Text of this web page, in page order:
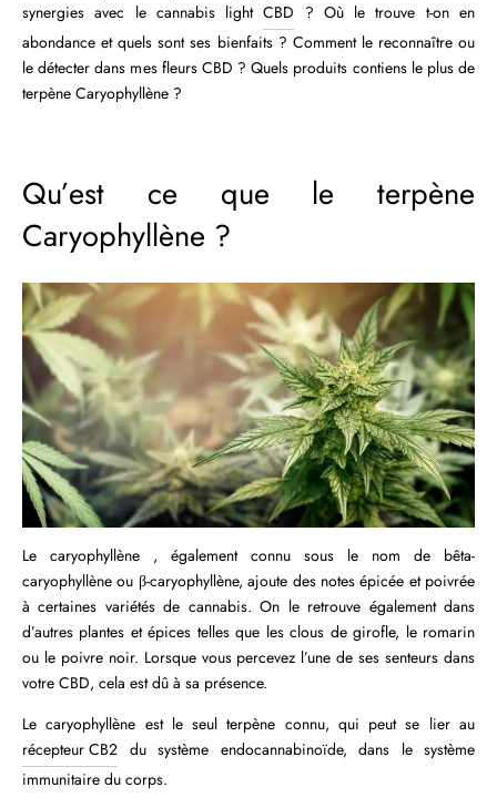
synergies avec le cannabis lightCBD ? Où le trouve t-on en
abondance et quels sont ses bienfaits ? Comment le reconnaître ou
le détecter dans mes fleurs CBD ? Quels produits contiens le plus de
terpène Caryophyllène ?
Qu’est ce que le terpène
Caryophyllène ?
Le caryophyllène , également connu sous le nom de bêta-
caryophyllène ou β-caryophyllène, ajoute des notes épicée et poivrée
à certaines variétés de cannabis. On le retrouve également dans
d’autres plantes et épices telles que les clous de girofle, le romarin
ou le poivre noir. Lorsque vous percevez l’une de ses senteurs dans
votre CBD, cela est dû à sa présence.
Le caryophyllène est le seul terpène connu, qui peut se lier au
récepteur CB2 du système endocannabinoïde, dans le système
immunitaire du corps.